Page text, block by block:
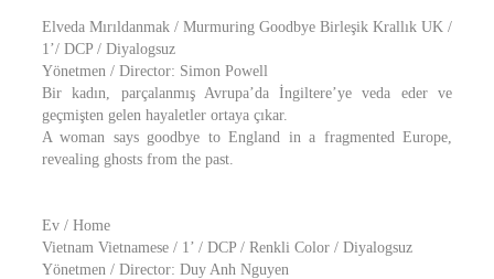
Elveda Mırıldanmak / Murmuring Goodbye Birleşik Krallık UK /
1’/ DCP / Diyalogsuz
Yönetmen / Director: Simon Powell
Bir kadın, parçalanmış Avrupa’da İngiltere’ye veda eder ve
geçmişten gelen hayaletler ortaya çıkar.
A woman says goodbye to England in a fragmented Europe,
revealing ghosts from the past.
Ev / Home
Vietnam Vietnamese / 1’ / DCP / Renkli Color / Diyalogsuz
Yönetmen / Director: Duy Anh Nguyen